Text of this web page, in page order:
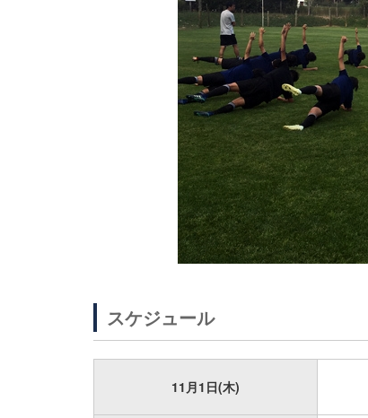
スケジュール
11月1日(木)